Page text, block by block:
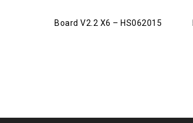
Board V2.2 X6 – HS062015